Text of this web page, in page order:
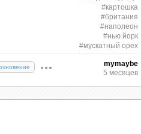
строгостью
спать или уходить с
идеально:
что если король так
значит, она
Клубни начали
по ночам, и вскоре
#картошка
#британия
#наполеон
#нью йорк
#мускатный орех
mymaybe
5 месяцев